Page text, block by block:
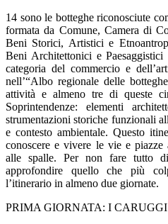
14 sono le botteghe riconosciute
formata da Comune, Camera di
Beni Storici, Artistici e
Beni Architettonici e
categoria del commercio e
nell’“Albo regionale delle
attività e almeno tre di queste
Soprintendenze: elementi
strumentazioni storiche funzionali
e contesto ambientale. Questo
conoscere e vivere le vie e piazze
alle spalle. Per non fare tutto
approfondire quello che più
l’itinerario in almeno due giornate.
PRIMA GIORNATA: I CARUGGI